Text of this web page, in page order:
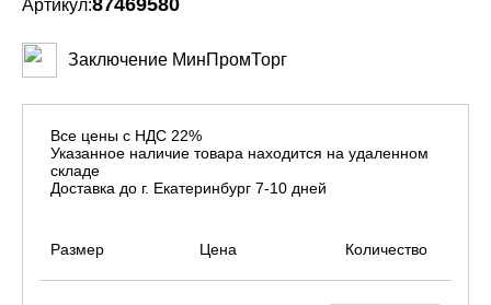
Артикул:87469580
Заключение МинПромТорг
Все цены с НДС 22%
Указанное наличие товара находится на удаленном
складе
Доставка до г. Екатеринбург 7-10 дней
Размер Цена Количество